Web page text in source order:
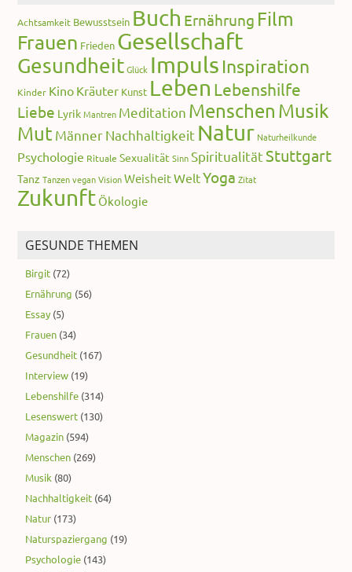
Achtsamkeit Bewusstsein Buch Ernährung Film
Frauen Frieden Gesellschaft
Gesundheit Glück Impuls Inspiration
Kinder Kino Kräuter Kunst Leben Lebenshilfe
Liebe Lyrik Mantren Meditation Menschen Musik
Mut MännerNachhaltigkeit Natur Naturheilkunde
Psychologie Rituale Sexualität Sinn SpiritualitätStuttgart
Tanz Tanzen vegan Vision WeisheitWeltYoga Zitat
Zukunft Ökologie
GESUNDE THEMEN
Birgit (72)
Ernährung (56)
Essay (5)
Frauen (34)
Gesundheit (167)
Interview (19)
Lebenshilfe (314)
Lesenswert (130)
Magazin (594)
Menschen (269)
Musik (80)
Nachhaltigkeit (64)
Natur (173)
Naturspaziergang (19)
Psychologie (143)